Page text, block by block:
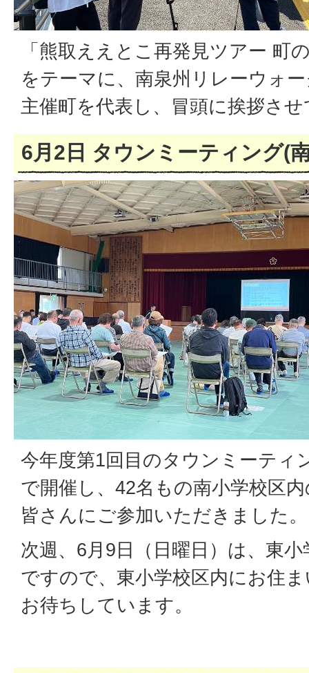
「熊取ええとこ再発見ツアー 町
をテーマに、南泉州リレーウォ
主催町を代表し、冒頭に挨拶さ
6月2日 タウンミーティング(
今年度第1回目のタウンミーティ
で開催し、42名もの南小学校区
皆さんにご参加いただきました。
次週、6月9日（日曜日）は、東
ですので、東小学校区内にお住
お待ちしています。